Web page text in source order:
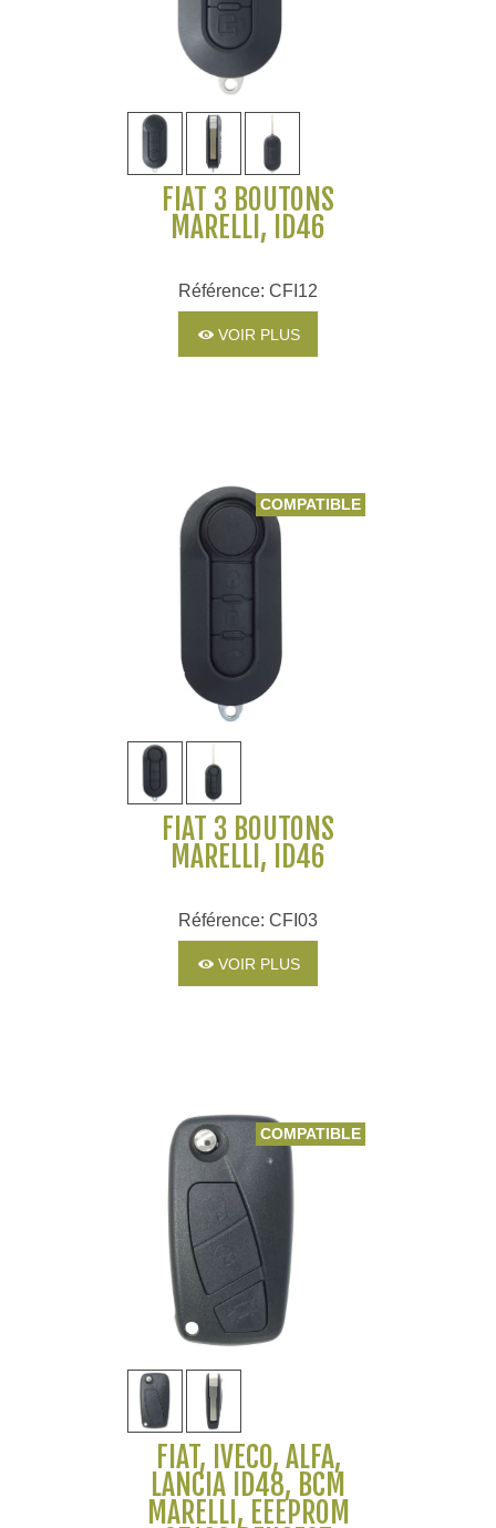
FIAT 3 BOUTONS
MARELLI, ID46
Référence: CFI12
VOIR PLUS
COMPATIBLE
FIAT 3 BOUTONS
MARELLI, ID46
Référence: CFI03
VOIR PLUS
COMPATIBLE
FIAT, IVECO, ALFA,
LANCIA ID48, BCM
MARELLI, EEEPROM